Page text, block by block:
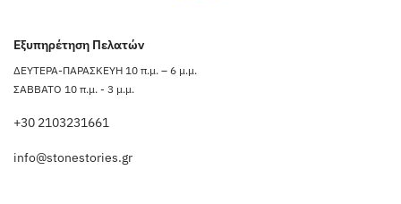
Εξυπηρέτηση Πελατών
ΔΕΥΤΕΡΑ-ΠΑΡΑΣΚΕΥΗ 10 π.μ. – 6 μ.μ.
ΣΑΒΒΑΤΟ 10 π.μ. - 3 μ.μ.
+30 2103231661
info@stonestories.gr